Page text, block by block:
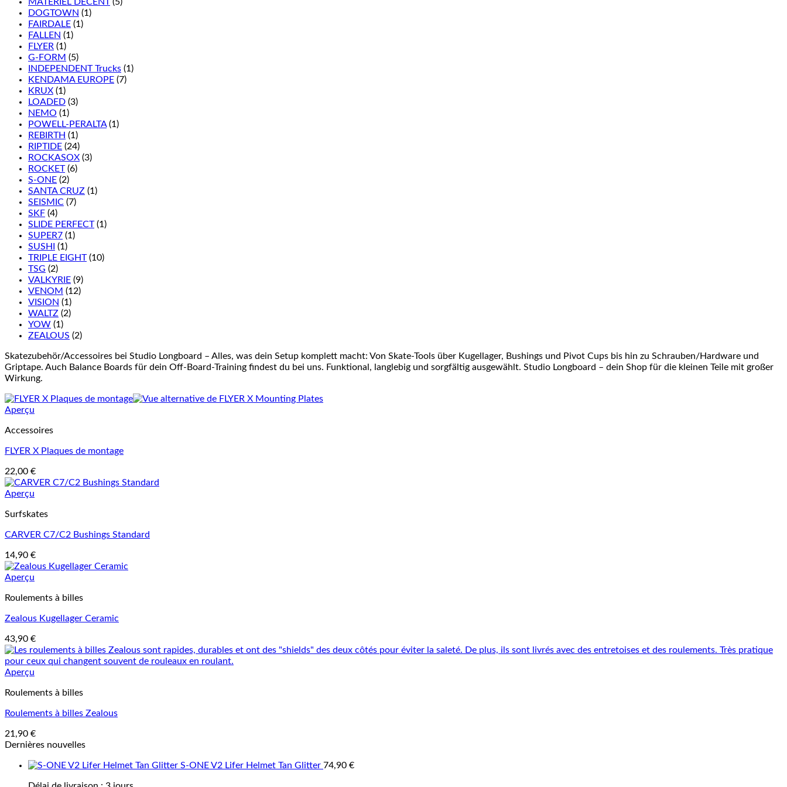
DOGTOWN (1)
FAIRDALE (1)
FALLEN (1)
FLYER (1)
G-FORM (5)
INDEPENDENT Trucks (1)
KENDAMA EUROPE (7)
KRUX (1)
LOADED (3)
NEMO (1)
POWELL-PERALTA (1)
REBIRTH (1)
RIPTIDE (24)
ROCKASOX (3)
ROCKET (6)
S-ONE (2)
SANTA CRUZ (1)
SEISMIC (7)
SKF (4)
SLIDE PERFECT (1)
SUPER7 (1)
SUSHI
(1)
TRIPLE EIGHT (10)
TSG (2)
VALKYRIE (9)
VENOM (12)
VISION (1)
WALTZ (2)
YOW (1)
ZEALOUS (2)
Skatezubehör/Accessoires bei Studio Longboard – Alles, was dein Setup komplett macht: Von Skate-Tools über Kugellager, Bushings und Pivot Cups bis hin zu Schrauben/Hardware und
Griptape. Auch Balance Boards für dein Off-Board-Training findest du bei uns. Funktional, langlebig und sorgfältig ausgewählt. Studio Longboard – dein Shop für die kleinen Teile mit großer
Wirkung.
Aperçu
Accessoires
FLYER X Plaques de montage
22,00 €
Aperçu
Surfskates
CARVER C7/C2 Bushings Standard
14,90 €
Aperçu
Roulements à billes
Zealous Kugellager Ceramic
43,90 €
Aperçu
Roulements à billes
Roulements à billes Zealous
21,90 €
Dernières nouvelles
S-ONE V2 Lifer Helmet Tan Glitter 74,90 €